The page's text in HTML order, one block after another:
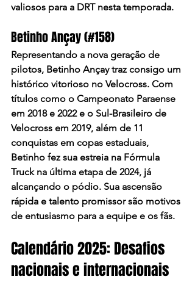
valiosos para a DRT nesta temporada.​
Betinho Ançay (#158)
Representando a nova geração de
pilotos, Betinho Ançay traz consigo um
histórico vitorioso no Velocross. Com
títulos como o Campeonato Paraense
em 2018 e 2022 e o Sul-Brasileiro de
Velocross em 2019, além de 11
conquistas em copas estaduais,
Betinho fez sua estreia na Fórmula
Truck na última etapa de 2024, já
alcançando o pódio. Sua ascensão
rápida e talento promissor são motivos
de entusiasmo para a equipe e os fãs.​
Calendário 2025: Desafios
nacionais e internacionais